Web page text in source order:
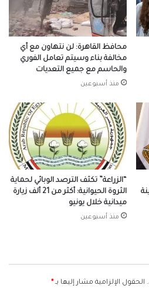
محافظ القاهرة: لن نتهاون مع أي
مخالفة بناء وسيتم تعامل الفوري
والحاسم مع جميع التعديات
منذ أسبوعين
في 17 مدينة
“الزراعة” تكثف الترصد الوبائي لحماية
الثروة الحيوانية: أكثر من 21 ألف زيارة
ميدانية خلال يونيو
منذ أسبوعين
الحقول الإلزامية مشار إليها بـ*